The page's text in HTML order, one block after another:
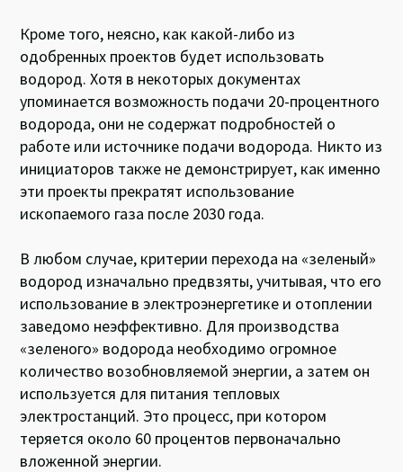
Кроме того, неясно, как какой-либо из
одобренных проектов будет использовать
водород. Хотя в некоторых документах
упоминается возможность подачи 20-процентного
водорода, они не содержат подробностей о
работе или источнике подачи водорода. Никто из
инициаторов также не демонстрирует, как именно
эти проекты прекратят использование
ископаемого газа после 2030 года.
В любом случае, критерии перехода на «зеленый»
водород изначально предвзяты, учитывая, что его
использование в электроэнергетике и отоплении
заведомо неэффективно. Для производства
«зеленого» водорода необходимо огромное
количество возобновляемой энергии, а затем он
используется для питания тепловых
электростанций. Это процесс, при котором
теряется около 60 процентов первоначально
вложенной энергии.